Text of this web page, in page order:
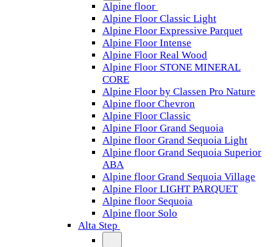
Alpine floor
Alpine Floor Classic Light
Alpine Floor Expressive Parquet
Alpine Floor Intense
Alpine Floor Real Wood
Alpine Floor STONE MINERAL
CORE
Alpine Floor by Classen Pro Nature
Alpine floor Chevron
Alpine Floor Classic
Alpine Floor Grand Sequoia
Alpine floor Grand Sequoia Light
Alpine floor Grand Sequoia Superior
ABA
Alpine floor Grand Sequoia Village
Alpine Floor LIGHT PARQUET
Alpine floor Sequoia
Alpine floor Solo
Alta Step